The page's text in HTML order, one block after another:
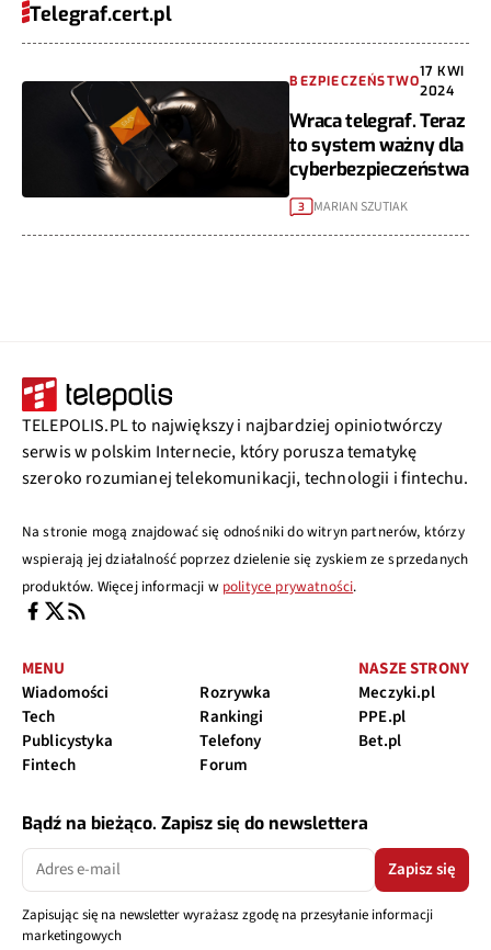
Telegraf.cert.pl
BEZPIECZEŃSTWO
17 KWI
2024
Wraca telegraf. Teraz
to system ważny dla
cyberbezpieczeństwa
3 MARIAN SZUTIAK
TELEPOLIS.PL to największy i najbardziej opiniotwórczy
serwis w polskim Internecie, który porusza tematykę
szeroko rozumianej telekomunikacji, technologii i fintechu.
Na stronie mogą znajdować się odnośniki do witryn partnerów, którzy
wspierają jej działalność poprzez dzielenie się zyskiem ze sprzedanych
produktów. Więcej informacji w polityce prywatności.
MENU
Wiadomości
Tech
Publicystyka
Fintech
Rozrywka
Rankingi
Telefony
Forum
NASZE STRONY
Meczyki.pl
PPE.pl
Bet.pl
Bądź na bieżąco. Zapisz się do newslettera
Zapisz się
Zapisując się na newsletter wyrażasz zgodę na przesyłanie informacji
marketingowych